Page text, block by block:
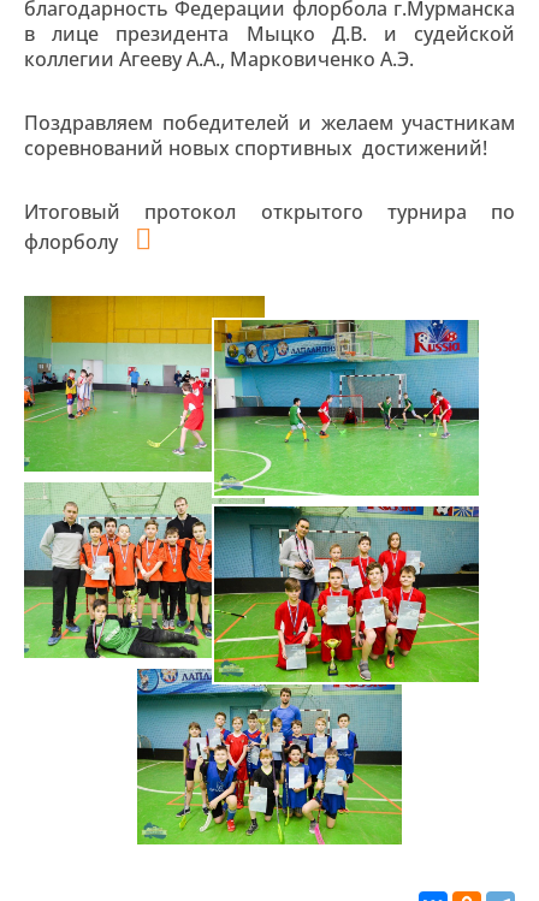
благодарность Федерации флорбола г.Мурманска
в лице президента Мыцко Д.В. и судейской
коллегии Агееву А.А., Марковиченко А.Э.
Поздравляем победителей и желаем участникам
соревнований новых спортивных достижений!
Итоговый протокол открытого турнира по
флорболу